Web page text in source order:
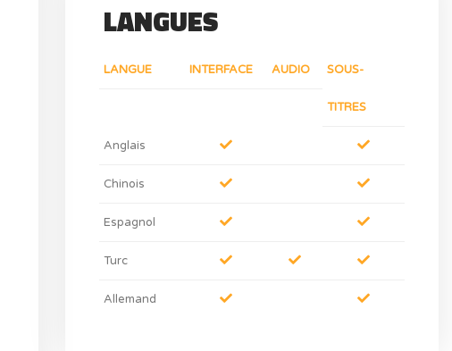
LANGUES
LANGUE INTERFACE AUDIO SOUS-
TITRES
Anglais
Chinois
Espagnol
Turc
Allemand